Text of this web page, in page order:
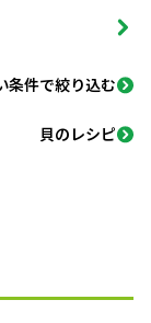
条件で絞り込む
貝のレシピ